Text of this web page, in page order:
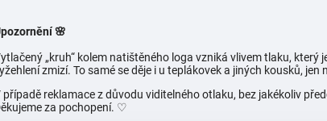
🌸
„kruh“ kolem natištěného loga vzniká vlivem tlaku,
zmizí. To samé se děje i u teplákovek a jiných kousků, jen
případě reklamace z důvodu viditelného otlaku, bez jakékoliv
za pochopení. ♡